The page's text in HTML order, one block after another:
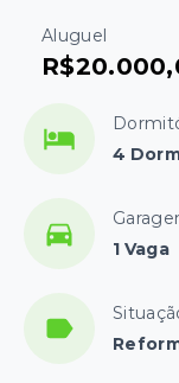
Aluguel
4
1 Vaga